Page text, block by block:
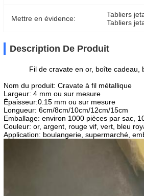
Mettre en évidence: Tabliers
Tabliers
Description De Produit
Fil de cravate en or, boîte
Nom du produit: Cravate à fil métallique
Largeur: 4 mm ou sur mesure
Épaisseur:0.15 mm ou sur mesure
Longueur: 6cm/8cm/10cm/12cm/15cm
Emballage: environ 1000 pièces par sac,
Couleur: or, argent, rouge vif, vert, bleu
Application: boulangerie, supermarché,